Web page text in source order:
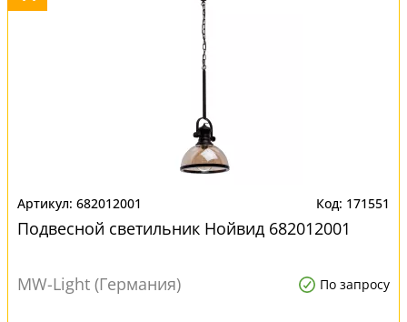
682012001 171551
Подвесной светильник Нойвид 682012001
MW-Light (Германия) По запросу